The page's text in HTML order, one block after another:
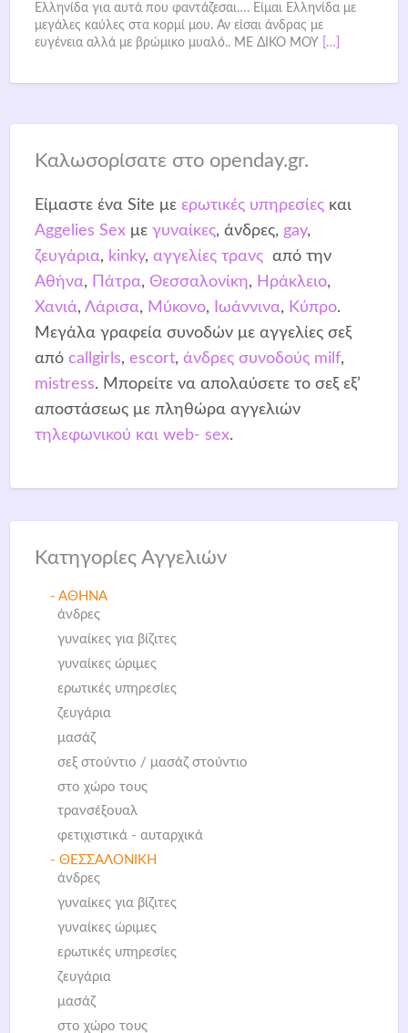
Ελληνίδα για αυτά που φαντάζεσαι…. Είμαι Ελληνίδα με
μεγάλες καύλες στα κορμί μου. Αν είσαι άνδρας με
ευγένεια αλλά με βρώμικο μυαλό.. ΜΕ ΔΙΚΟ ΜΟΥ
[…]
Καλωσορίσατε στο openday.gr.
Είμαστε ένα Site με ερωτικές υπηρεσίεςκαι
Aggelies Sexμε γυναίκες, άνδρες, gay,
ζευγάρια, kinky, αγγελίες τρανςαπό την
Αθήνα, Πάτρα, Θεσσαλονίκη, Ηράκλειο,
Χανιά, Λάρισα, Μύκονο, Ιωάννινα, Κύπρο.
Μεγάλα γραφεία συνοδών με αγγελίες σεξ
από callgirls, escort, άνδρες συνοδούς milf,
mistress. Μπορείτε να απολαύσετε το σεξ εξ’
αποστάσεως με πληθώρα αγγελιών
τηλεφωνικού και web- sex.
Κατηγορίες Αγγελιών
- ΑΘΗΝΑ
άνδρες
γυναίκες για βίζιτες
γυναίκες ώριμες
ερωτικές υπηρεσίες
ζευγάρια
μασάζ
σεξ στούντιο / μασάζ στούντιο
στο χώρο τους
τρανσέξουαλ
φετιχιστικά - αυταρχικά
- ΘΕΣΣΑΛΟΝΙΚΗ
άνδρες
γυναίκες για βίζιτες
γυναίκες ώριμες
ερωτικές υπηρεσίες
ζευγάρια
μασάζ
στο χώρο τους